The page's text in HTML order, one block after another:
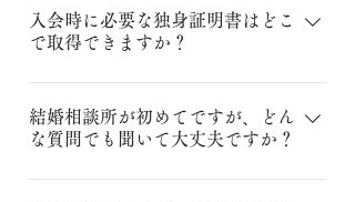
入会時に必要な独身証明書はどこ
で取得できますか？
「独身証明書」は、本籍地がある市
区町村で申請して発行してもらえま
す。最近では郵送での申請も可能
結婚相談所が初めてですが、どん
な質問でも聞いて大丈夫ですか？
もちろんです！どんなことでもお気